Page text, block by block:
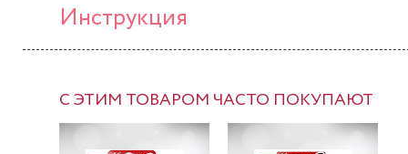
Инструкция
С ЭТИМ ТОВАРОМ ЧАСТО ПОКУПАЮТ